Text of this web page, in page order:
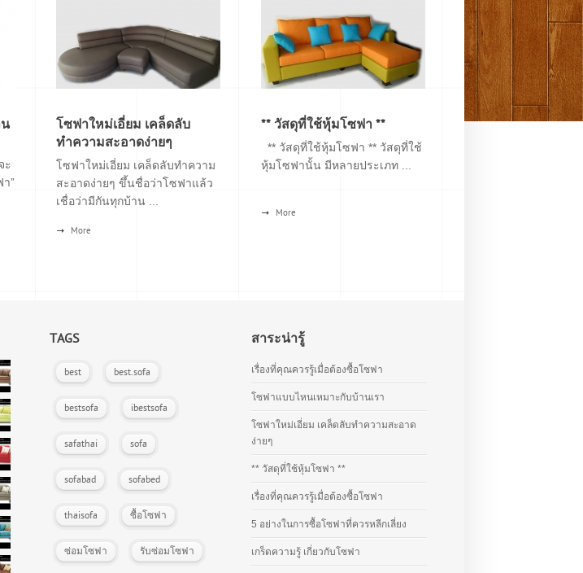
ะ
”
โซฟาใหม่เอี่ยม เคล็ดลับ
ทำความสะอาดง่ายๆ
โซฟาใหม่เอี่ยม เคล็ดลับทำความ
สะอาดง่ายๆ ขึ้นชื่อว่าโซฟาแล้ว
เชื่อว่ามีกันทุกบ้าน ...
More
** วัสดุที่ใช้หุ้มโซฟา **
** วัสดุที่ใช้หุ้มโซฟา ** วัสดุที่ใช้
หุ้มโซฟานั้น มีหลายประเภท ...
More
TAGS
best best.sofa
bestsofa ibestsofa
safathai sofa
sofabad sofabed
thaisofa ซื้อโซฟา
ซ่อมโซฟา รับซ่อมโซฟา
สาระน่ารู้
เรื่องที่คุณควรรู้เมื่อต้องซื้อโซฟา
โซฟาแบบไหนเหมาะกับบ้านเรา
โซฟาใหม่เอี่ยม เคล็ดลับทำความสะอาด
ง่ายๆ
** วัสดุที่ใช้หุ้มโซฟา **
เรื่องที่คุณควรรู้เมื่อต้องซื้อโซฟา
5 อย่างในการซื้อโซฟาที่ควรหลีกเลี่ยง
เกร็ดความรู้ เกี่ยวกับโซฟา